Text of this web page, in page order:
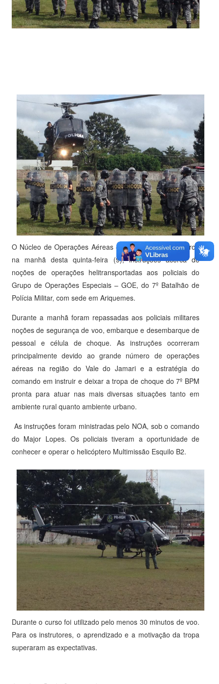
O Núcleo de Operações Aéreas – NOA/SESDEC, ministrou
na manhã desta quinta-feira (9), instruções acerca de
noções de operações helitransportadas aos policiais do
Grupo de Operações Especiais – GOE, do 7º Batalhão de
Polícia Militar, com sede em Ariquemes.
Durante a manhã foram repassadas aos policiais militares
noções de segurança de voo, embarque e desembarque de
pessoal e célula de choque. As instruções ocorreram
principalmente devido ao grande número de operações
aéreas na região do Vale do Jamari e a estratégia do
comando em instruir e deixar a tropa de choque do 7º BPM
pronta para atuar nas mais diversas situações tanto em
ambiente rural quanto ambiente urbano.
As instruções foram ministradas pelo NOA, sob o comando
do Major Lopes. Os policiais tiveram a oportunidade de
conhecer e operar o helicóptero Multimissão Esquilo B2.
Durante o curso foi utilizado pelo menos 30 minutos de voo.
Para os instrutores, o aprendizado e a motivação da tropa
superaram as expectativas.